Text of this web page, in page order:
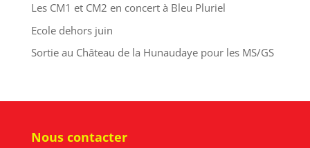
Les CM1 et CM2 en concert à Bleu Pluriel
Ecole dehors juin
Sortie au Château de la Hunaudaye pour les MS/GS
Nous contacter